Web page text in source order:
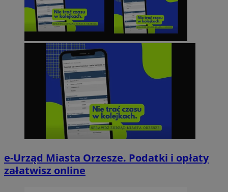
e-Urząd Miasta Orzesze. Podatki i opłaty
załatwisz online